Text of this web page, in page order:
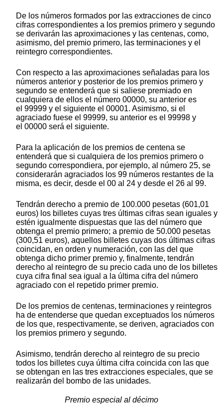
De los números formados por las extracciones de cinco
cifras correspondientes a los premios primero y segundo
se derivarán las aproximaciones y las centenas, como,
asimismo, del premio primero, las terminaciones y el
reintegro correspondientes.
Con respecto a las aproximaciones señaladas para los
números anterior y posterior de los premios primero y
segundo se entenderá que si saliese premiado en
cualquiera de ellos el número 00000, su anterior es
el 99999 y el siguiente el 00001. Asimismo, si el
agraciado fuese el 99999, su anterior es el 99998 y
el 00000 será el siguiente.
Para la aplicación de los premios de centena se
entenderá que si cualquiera de los premios primero o
segundo correspondiera, por ejemplo, al número 25, se
considerarán agraciados los 99 números restantes de la
misma, es decir, desde el 00 al 24 y desde el 26 al 99.
Tendrán derecho a premio de 100.000 pesetas (601,01
euros) los billetes cuyas tres últimas cifras sean iguales y
estén igualmente dispuestas que las del número que
obtenga el premio primero; a premio de 50.000 pesetas
(300,51 euros), aquellos billetes cuyas dos últimas cifras
coincidan, en orden y numeración, con las del que
obtenga dicho primer premio y, finalmente, tendrán
derecho al reintegro de su precio cada uno de los billetes
cuya cifra final sea igual a la última cifra del número
agraciado con el repetido primer premio.
De los premios de centenas, terminaciones y reintegros
ha de entenderse que quedan exceptuados los números
de los que, respectivamente, se deriven, agraciados con
los premios primero y segundo.
Asimismo, tendrán derecho al reintegro de su precio
todos los billetes cuya última cifra coincida con las que
se obtengan en las tres extracciones especiales, que se
realizarán del bombo de las unidades.
Premio especial al décimo